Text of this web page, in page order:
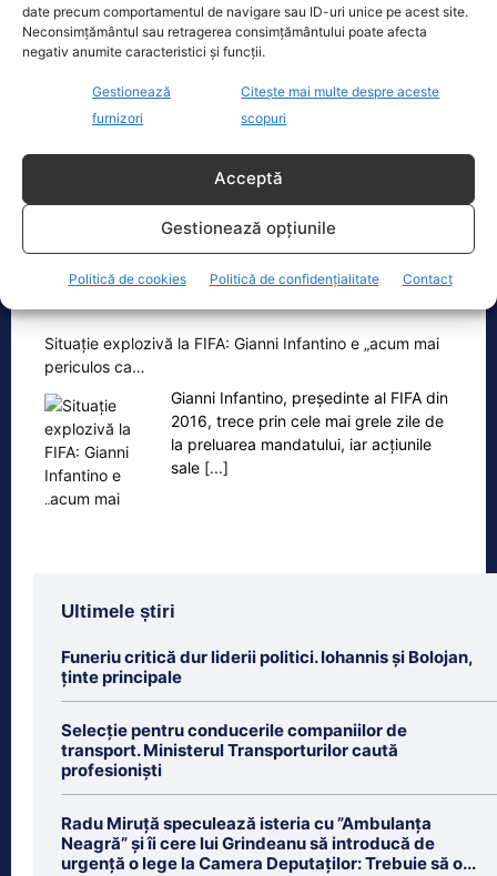
date precum comportamentul de navigare sau ID-uri unice pe acest site.
Neconsimțământul sau retragerea consimțământului poate afecta
negativ anumite caracteristici și funcții.
Gestionează
furnizori
Citește mai multe despre aceste
scopuri
Acceptă
Gestionează opțiunile
Politică de cookies Politică de confidențialitate Contact
Ingrid Mocanu: „Ce vă spuneam? Modelul
românesc se va generaliza! Nu…
„Ce vă spuneam? Modelul românesc
se va generaliza! Nu îți place cine a
Oficiul de Știri
Situație explozivă la FIFA: Gianni Infantino e „acum mai
periculos ca…
Gianni Infantino, președinte al FIFA din
2016, trece prin cele mai grele zile de
la preluarea mandatului, iar acțiunile
sale [...]
Ultimele știri
Funeriu critică dur liderii politici. Iohannis și Bolojan,
ținte principale
Selecție pentru conducerile companiilor de
transport. Ministerul Transporturilor caută
profesioniști
Radu Miruță speculează isteria cu ”Ambulanța
Neagră” și îi cere lui Grindeanu să introducă de
urgență o lege la Camera Deputaților: Trebuie să o...